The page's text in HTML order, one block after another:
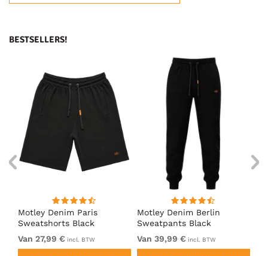
BESTSELLERS!
Motley Denim Paris
Sweatshorts Black
Van 27,99 € incl. BTW
Motley Denim Berlin
Sweatpants Black
Van 39,99 € incl. BTW